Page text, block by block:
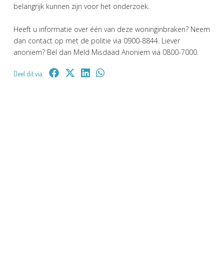
belangrijk kunnen zijn voor het onderzoek.
Heeft u informatie over één van deze woninginbraken? Neem
dan contact op met de politie via 0900-8844. Liever
anoniem? Bel dan Meld Misdaad Anoniem via 0800-7000.
Deel dit via: